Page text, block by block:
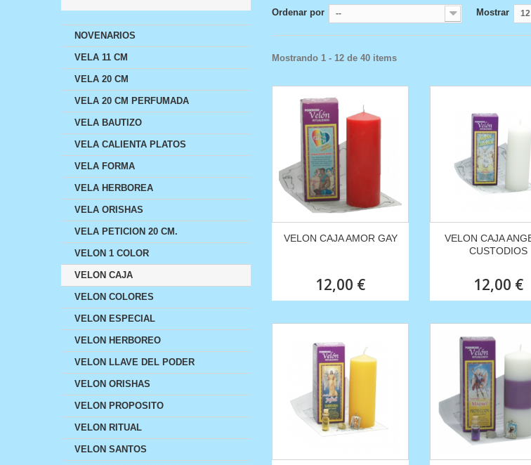
NOVENARIOS
VELA 11 CM
VELA 20 CM
VELA 20 CM PERFUMADA
VELA BAUTIZO
VELA CALIENTA PLATOS
VELA FORMA
VELA HERBOREA
VELA ORISHAS
VELA PETICION 20 CM.
VELON 1 COLOR
VELON CAJA
VELON COLORES
VELON ESPECIAL
VELON HERBOREO
VELON LLAVE DEL PODER
VELON ORISHAS
VELON PROPOSITO
VELON RITUAL
VELON SANTOS
Ordenar por -- Mostrar 12
Mostrando 1 - 12 de 40 items
VELON CAJA AMOR GAY
12,00 €
VELON CAJA
CUSTODIOS
12,00 €